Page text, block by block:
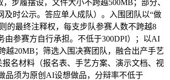
步履摆设，文件大小不跨越500MB；部分、
时公示。答应单人成队）。入围团队以“做
的最终注释权，每支步队参赛人数不跨越8
由参赛方自行承担。不低于300DPI）；以AI
越20MB；筛选入围决赛团队，融合出产手艺
名材料（报名表、手艺方案、演示文档、视
品须为原创AI设想做品，分辩率不低于